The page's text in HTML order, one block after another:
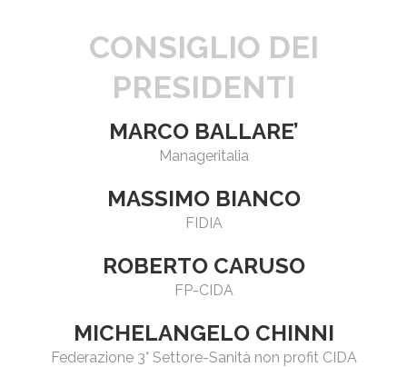
CONSIGLIO DEI
PRESIDENTI
MARCO BALLARE’
Manageritalia
MASSIMO BIANCO
FIDIA
ROBERTO CARUSO
FP-CIDA
MICHELANGELO CHINNI
Federazione 3° Settore-Sanità non profit CIDA